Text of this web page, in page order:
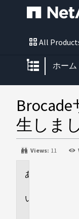
All
グロ
ホーム
生しま
Views: 11